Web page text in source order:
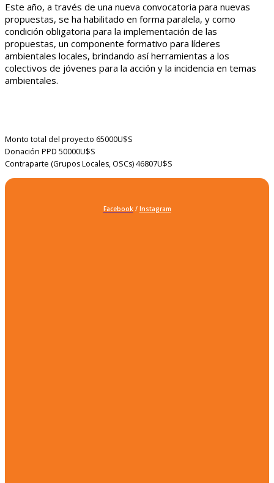
Este año, a través de una nueva convocatoria para nuevas
propuestas, se ha habilitado en forma paralela, y como
condición obligatoria para la implementación de las
propuestas, un componente formativo para líderes
ambientales locales, brindando así herramientas a los
colectivos de jóvenes para la acción y la incidencia en temas
ambientales.
Monto total del proyecto 65000U$S
Donación PPD 50000U$S
Contraparte (Grupos Locales, OSCs)46807U$S
Facebook/ Instagram